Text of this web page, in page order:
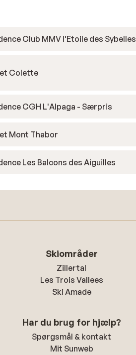
Club MMV l'Etoile des Sybelles
Colette
CGH L'Alpaga - Særpris
Mont Thabor
Les Balcons des Aiguilles
Skiområder
Zillertal
Les Trois Vallees
Ski Amade
Har du brug for hjælp?
Spørgsmål & kontakt
Mit Sunweb